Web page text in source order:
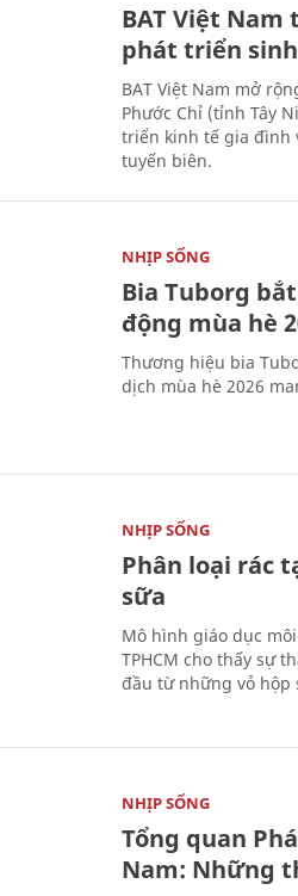
BAT Việt
phát triển
BAT Việt Nam mở
Phước Chỉ (tỉnh Tây
triển kinh tế gia đình
tuyến biên.
NHỊP SỐNG
Bia Tuborg
động mùa hè
Thương hiệu bia
dịch mùa hè 2026
NHỊP SỐNG
Phân loại rác
sữa
Mô hình giáo dục
TPHCM cho thấy sự
đầu từ những vỏ hộp
NHỊP SỐNG
Tổng quan
Nam: Những